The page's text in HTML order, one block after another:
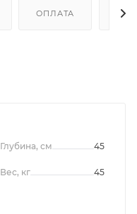
ОПЛАТА
Глубина, см 45
Вес, кг 45